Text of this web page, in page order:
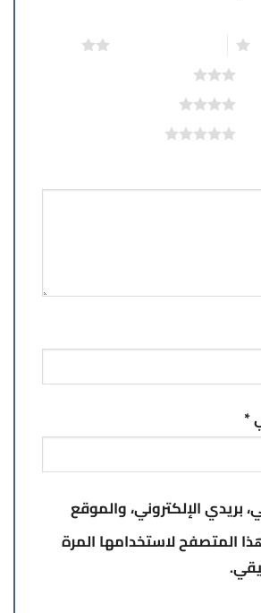
*
بريدي الإلكتروني، والموقع
المتصفح لاستخدامها المرة